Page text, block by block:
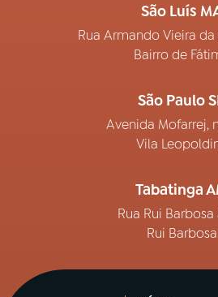
São Luís
Rua Armando Vieira da
Bairro de
São Paulo
Avenida Mofarrej,
Vila
Tabatinga
Rua Rui Barbosa
Rui Barbosa